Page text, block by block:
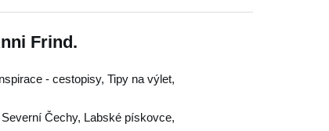
Frind.
- cestopisy, Tipy na výlet,
Severní Čechy, Labské pískovce,